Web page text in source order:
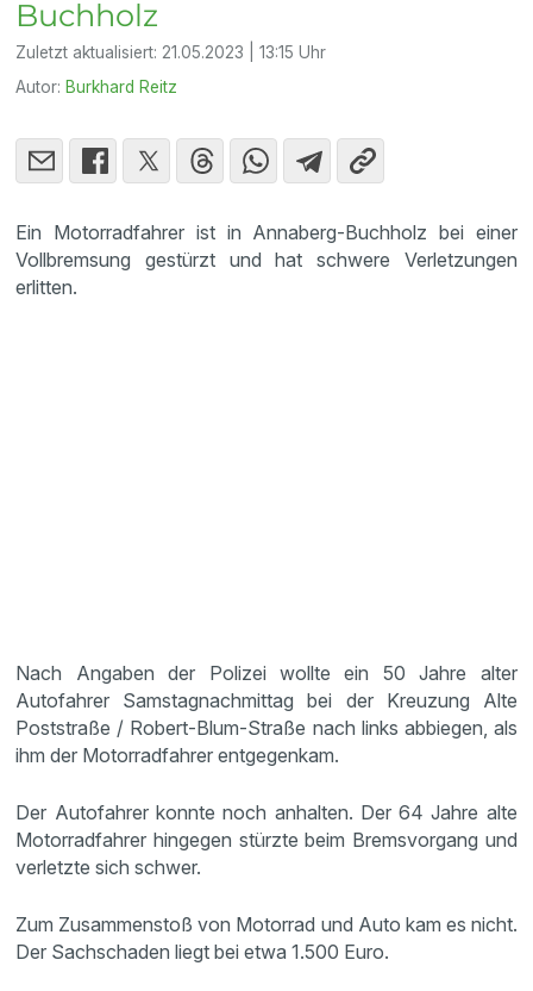
Buchholz
Zuletzt aktualisiert: 21.05.2023 | 13:15 Uhr
Autor: Burkhard Reitz
Ein Motorradfahrer ist in Annaberg-Buchholz bei einer
Vollbremsung gestürzt und hat schwere Verletzungen
erlitten.
Nach Angaben der Polizei wollte ein 50 Jahre alter
Autofahrer Samstagnachmittag bei der Kreuzung Alte
Poststraße / Robert-Blum-Straße nach links abbiegen, als
ihm der Motorradfahrer entgegenkam.
Der Autofahrer konnte noch anhalten. Der 64 Jahre alte
Motorradfahrer hingegen stürzte beim Bremsvorgang und
verletzte sich schwer.
Zum Zusammenstoß von Motorrad und Auto kam es nicht.
Der Sachschaden liegt bei etwa 1.500 Euro.